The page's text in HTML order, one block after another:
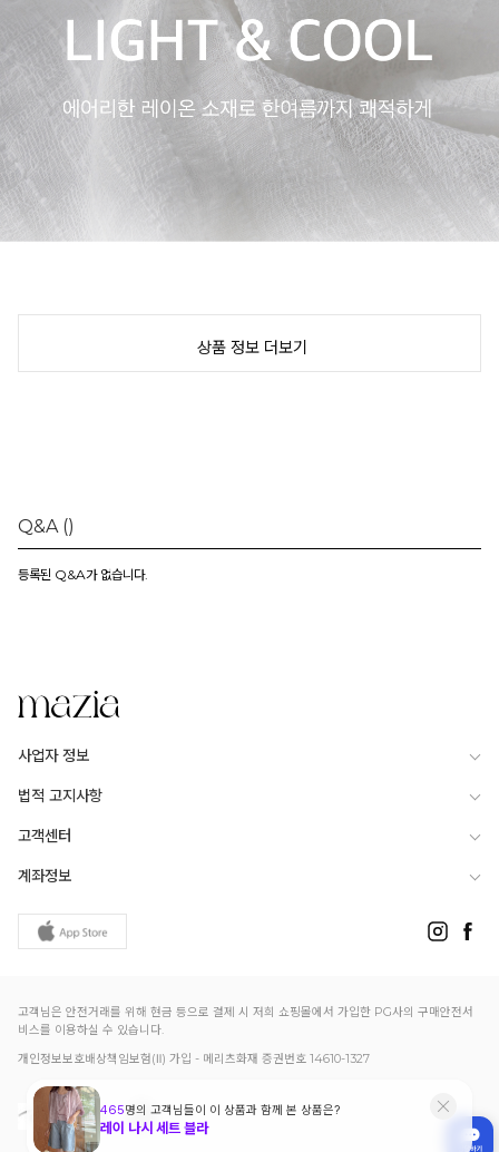
상품 정보 더보기
Q&A ()
등록된 Q&A가 없습니다.
사업자 정보
법적 고지사항
고객센터
계좌정보
고객님은 안전거래를 위해 현금 등으로 결제 시 저희 쇼핑몰에서 가입한 PG사의 구매안전서
비스를 이용하실 수 있습니다.
개인정보보호배상책임보험(Ⅱ) 가입 - 메리츠화재 증권번호 14610-1327